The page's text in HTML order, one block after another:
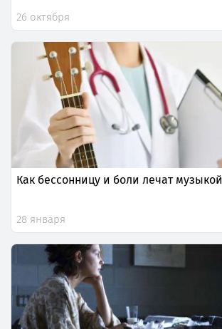
26 октября
Как бессонницу и боли лечат музыкой
28 января